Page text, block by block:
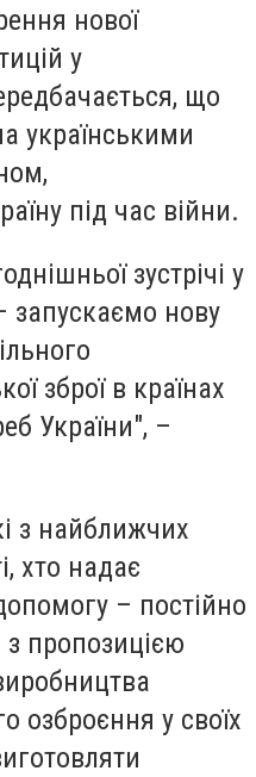
нової
у
що
українськими
під час війни.
зустрічі у
нову
зброї в країнах
України", –
з найближчих
хто надає
– постійно
пропозицією
озброєння у своїх